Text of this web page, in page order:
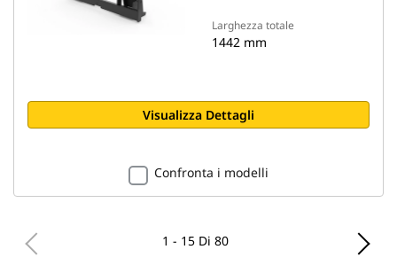
Larghezza totale
1442 mm
Visualizza Dettagli
Confronta i modelli
1 - 15 Di 80